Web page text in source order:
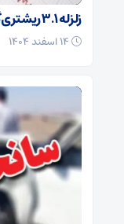
زلزله ۳.۱ ریشتری گوریه خوزستان را لرزاند